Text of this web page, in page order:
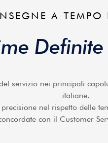
A TEMPO
servizio nei principali
italiane.
precisione nel rispetto delle
con il Customer